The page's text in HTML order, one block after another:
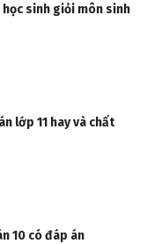
sinh giỏi môn sinh
lớp 11 hay và chất
10 có đáp án